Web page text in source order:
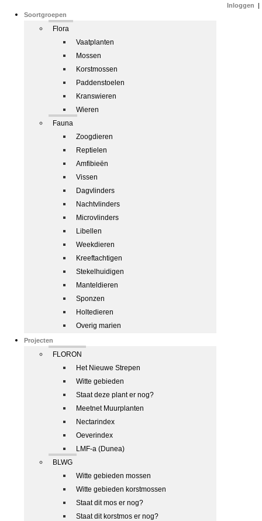
Soortgroepen
Flora
Vaatplanten
Mossen
Korstmossen
Paddenstoelen
Kranswieren
Wieren
Fauna
Zoogdieren
Reptielen
Amfibieën
Vissen
Dagvlinders
Nachtvlinders
Microvlinders
Libellen
Weekdieren
Kreeftachtigen
Stekelhuidigen
Manteldieren
Sponzen
Holtedieren
Overig marien
Projecten
FLORON
Het Nieuwe Strepen
Witte gebieden
Staat deze plant er nog?
Meetnet Muurplanten
Nectarindex
Oeverindex
LMF-a (Dunea)
BLWG
Witte gebieden mossen
Witte gebieden korstmossen
Staat dit mos er nog?
Staat dit korstmos er nog?
Inloggen |